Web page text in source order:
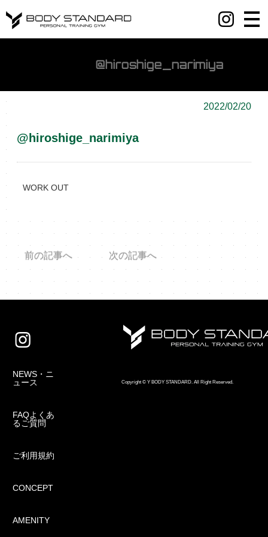
@hiroshige_narimiya
2022/02/20
@hiroshige_narimiya
WORK OUT
前の記事へ 次の記事へ
NEWS・ニ
ュース
FAQよくあ
るご質問
ご利用規約
CONCEPT
AMENITY
Copyright © Y BODY STANDARD. All Right Reserved.